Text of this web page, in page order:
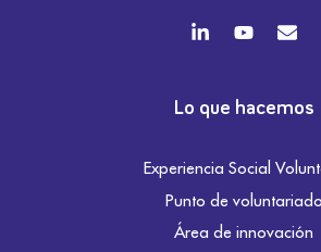
Lo que hacemos
Experiencia Social
Punto de voluntariado
Área de innovación